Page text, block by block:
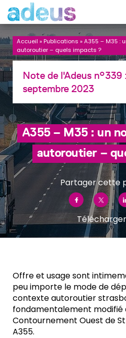
Accueil »Publications »A355 – M35 :
autoroutier – quels impacts ?
Note de l'Adeus n°339 :
septembre 2023
A355 – M35 : un
autoroutier –
Partager cette
Télécharger
Offre et usage sont
peu importe le mode de
contexte autoroutier
fondamentalement modifié
Contournement Ouest de
A355.
Panneau de gestion des cookies